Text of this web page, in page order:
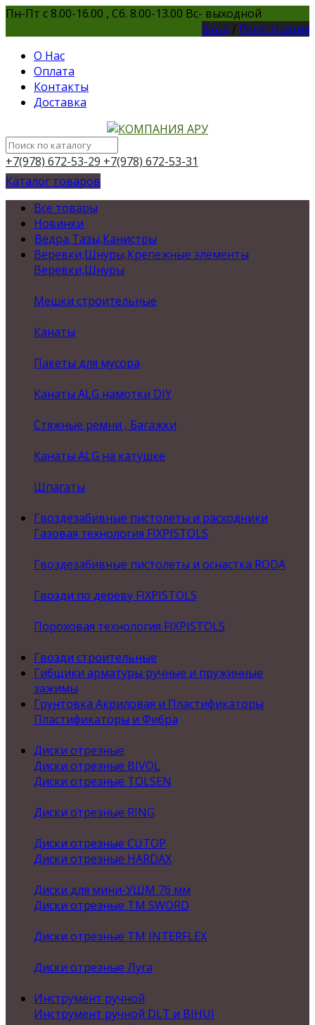
Пн-Пт с 8.00-16.00 , Сб. 8.00-13.00 Вс- выходной
Вход / Регистрация
О Нас
Оплата
Контакты
Доставка
+7(978) 672-53-29 +7(978) 672-53-31
Каталог товаров
Все товары
Новинки
Ведра,Тазы,Канистры
Веревки,Шнуры,Крепежные элементы
Веревки,Шнуры
Мешки строительные
Канаты
Пакеты для мусора
Канаты ALG намотки DIY
Стяжные ремни , Багажки
Канаты ALG на катушке
Шпагаты
Гвоздезабивные пистолеты и расходники
Газовая технология FIXPISTOLS
Гвоздезабивные пистолеты и оснастка RODA
Гвозди по дереву FIXPISTOLS
Пороховая технология FIXPISTOLS
Гвозди строительные
Гибщики арматуры ручные и пружинные
зажимы
Грунтовка Акриловая и Пластификаторы
Пластификаторы и Фибра
Диски отрезные
Диски отрезные BIVOL
Диски отрезные TOLSEN
Диски отрезные RING
Диски отрезные CUTOP
Диски отрезные HARDAX
Диски для мини-УШМ 76 мм
Диски отрезные ТМ SWORD
Диски отрезные ТМ INTERFLEX
Диски отрезные Луга
Инструмент ручной
Инструмент ручной DLT и BIHUI